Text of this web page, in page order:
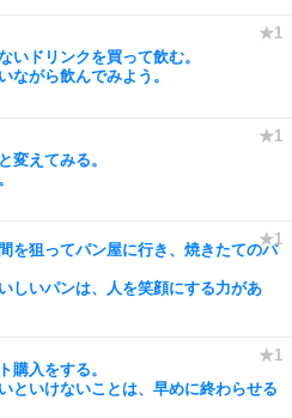
いドリンクを買って飲む。
ながら飲んでみよう。
変えてみる。
を狙ってパン屋に行き、焼きたてのパ
しいパンは、人を笑顔にする力があ
購入をする。
といけないことは、早めに終わらせる